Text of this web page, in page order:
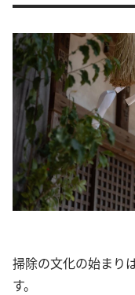
掃除の文化の始まり
す。